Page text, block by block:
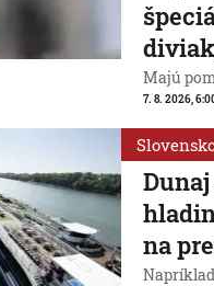
Majú
7. 8. 2026,
na